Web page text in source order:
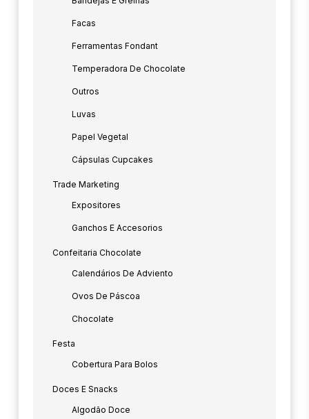
Facas
Ferramentas Fondant
Temperadora De Chocolate
Outros
Luvas
Papel Vegetal
Cápsulas Cupcakes
Trade Marketing
Expositores
Ganchos E Accesorios
Confeitaria Chocolate
Calendários De Adviento
Ovos De Páscoa
Chocolate
Festa
Cobertura Para Bolos
Doces E Snacks
Algodão Doce